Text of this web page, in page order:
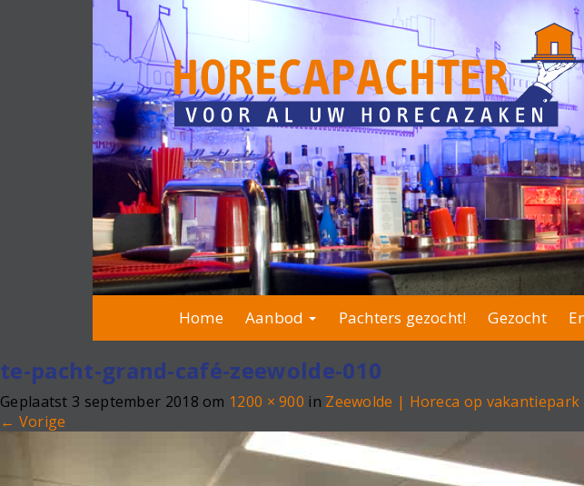
Home Aanbod Pachters gezocht! Gezocht
te-pacht-grand-café-zeewolde-010
Geplaatst 3 september 2018 om 1200 × 900 in Zeewolde | Horeca op vakantiepark
← Vorige